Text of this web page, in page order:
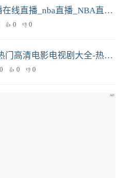
NBA免费直播在线直播_nba直播_NBA直播免费高清视频直播-24直播网
0 0
飘花电影网-热门高清电影电视剧大全-热播短剧全集免费在线观看
0 0 0